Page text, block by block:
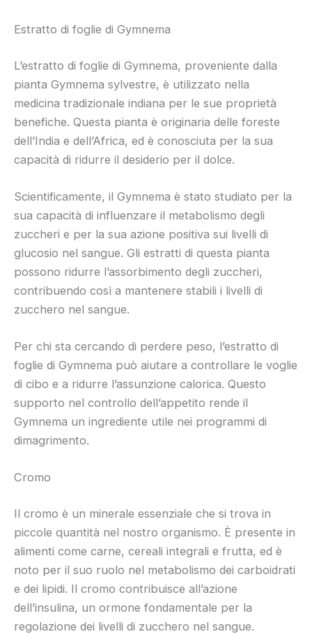
Estratto di foglie di Gymnema
L’estratto di foglie di Gymnema, proveniente dalla
pianta Gymnema sylvestre, è utilizzato nella
medicina tradizionale indiana per le sue proprietà
benefiche. Questa pianta è originaria delle foreste
dell’India e dell’Africa, ed è conosciuta per la sua
capacità di ridurre il desiderio per il dolce.
Scientificamente, il Gymnema è stato studiato per la
sua capacità di influenzare il metabolismo degli
zuccheri e per la sua azione positiva sui livelli di
glucosio nel sangue. Gli estratti di questa pianta
possono ridurre l’assorbimento degli zuccheri,
contribuendo così a mantenere stabili i livelli di
zucchero nel sangue.
Per chi sta cercando di perdere peso, l’estratto di
foglie di Gymnema può aiutare a controllare le voglie
di cibo e a ridurre l’assunzione calorica. Questo
supporto nel controllo dell’appetito rende il
Gymnema un ingrediente utile nei programmi di
dimagrimento.
Cromo
Il cromo è un minerale essenziale che si trova in
piccole quantità nel nostro organismo. È presente in
alimenti come carne, cereali integrali e frutta, ed è
noto per il suo ruolo nel metabolismo dei carboidrati
e dei lipidi. Il cromo contribuisce all’azione
dell’insulina, un ormone fondamentale per la
regolazione dei livelli di zucchero nel sangue.